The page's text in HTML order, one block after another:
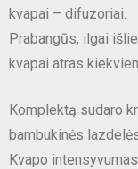
kvapai – difuzoriai.
Prabangūs, ilgai
kvapai atras
Komplektą sudaro
bambukinės
Kvapo